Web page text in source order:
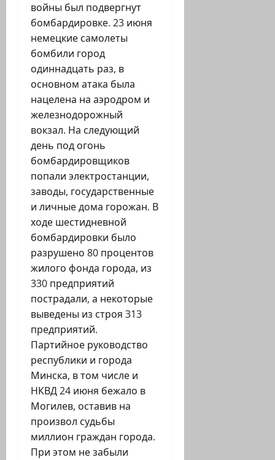
войны был подвергнут
бомбардировке. 23 июня
немецкие самолеты
бомбили город
одиннадцать раз, в
основном атака была
нацелена на аэродром и
железнодорожный
вокзал. На следующий
день под огонь
бомбардировщиков
попали электростанции,
заводы, государственные
и личные дома горожан. В
ходе шестидневной
бомбардировки было
разрушено 80 процентов
жилого фонда города, из
330 предприятий
пострадали, а некоторые
выведены из строя 313
предприятий.
Партийное руководство
республики и города
Минска, в том числе и
НКВД 24 июня бежало в
Могилев, оставив на
произвол судьбы
миллион граждан города.
При этом не забыли